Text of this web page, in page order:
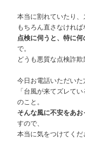
本当に割れていたり、
もちろん直さなければ
点検に伺うと、特に
で。
どうも悪質な点検詐欺
今日お電話いただいた
「台風が来てズレて
のこと。
そんな風に不安をあ
すので、
本当に気をつけてくだ